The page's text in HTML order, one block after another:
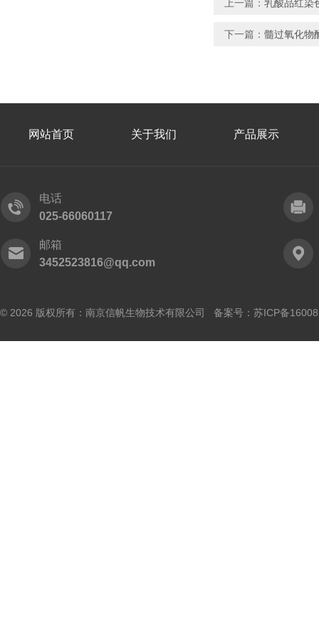
上一篇： 乳酸品红染
下一篇： 髓过氧化物
网站首页 关于我们 产品展示
电话
025-66060117
邮箱
3452523816@qq.com
© 2026 版权所有：南京信帆生物技术有限公司 备案号： 苏ICP备